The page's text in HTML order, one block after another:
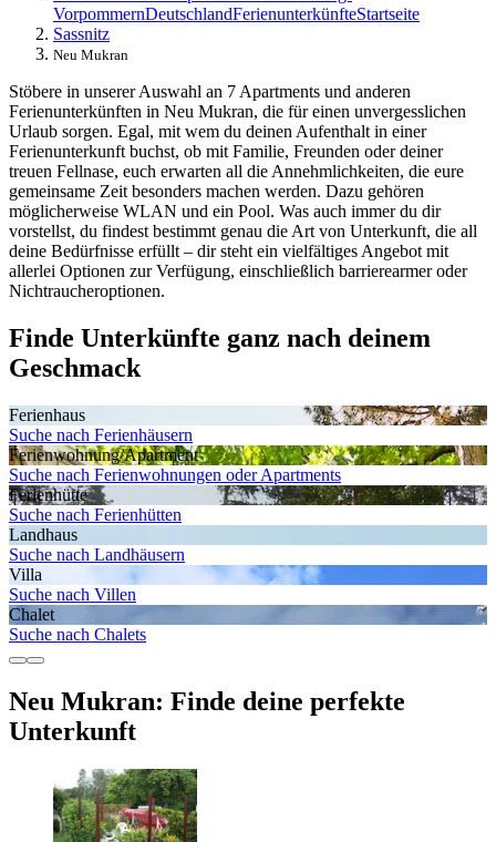
VorpommernDeutschlandFerienunterkünfteStartseite
Sassnitz
Neu Mukran
Stöbere in unserer Auswahl an 7 Apartments und anderen
Ferienunterkünften in Neu Mukran, die für einen unvergesslichen
Urlaub sorgen. Egal, mit wem du deinen Aufenthalt in einer
Ferienunterkunft buchst, ob mit Familie, Freunden oder deiner
treuen Fellnase, euch erwarten all die Annehmlichkeiten, die eure
gemeinsame Zeit besonders machen werden. Dazu gehören
möglicherweise WLAN und ein Pool. Was auch immer du dir
vorstellst, du findest bestimmt genau die Art von Unterkunft, die all
deine Bedürfnisse erfüllt – dir steht ein vielfältiges Angebot mit
allerlei Optionen zur Verfügung, einschließlich barrierearmer oder
Nichtraucheroptionen.
Finde Unterkünfte ganz nach deinem
Geschmack
Ferienhaus
Suche nach Ferienhäusern
Ferienwohnung/Apartment
Suche nach Ferienwohnungen oder Apartments
Ferienhütte
Suche nach Ferienhütten
Landhaus
Suche nach Landhäusern
Villa
Suche nach Villen
Chalet
Suche nach Chalets
Neu Mukran: Finde deine perfekte
Unterkunft